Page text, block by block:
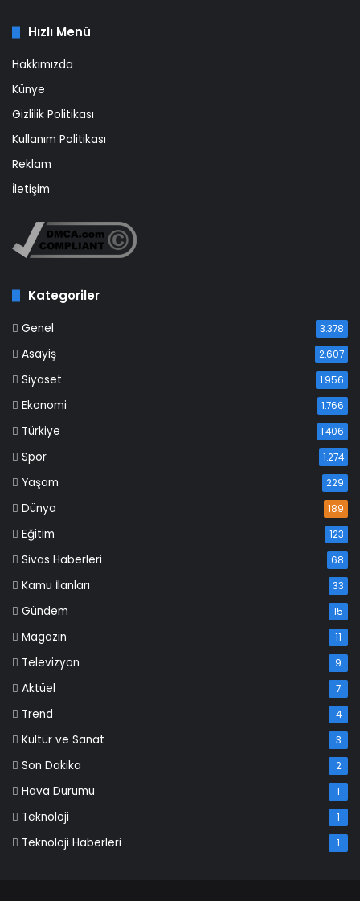
Hızlı Menü
Hakkımızda
Künye
Gizlilik Politikası
Kullanım Politikası
Reklam
İletişim
Kategoriler
Genel 3.378
Asayiş 2.607
Siyaset 1.956
Ekonomi 1.766
Türkiye 1.406
Spor 1.274
Yaşam 229
Dünya 189
Eğitim 123
Sivas Haberleri 68
Kamu İlanları 33
Gündem 15
Magazin 11
Televizyon 9
Aktüel 7
Trend 4
Kültür ve Sanat 3
Son Dakika 2
Hava Durumu 1
Teknoloji 1
Teknoloji Haberleri 1